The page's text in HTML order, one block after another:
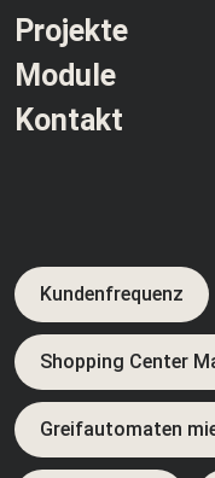
Projekte
Module
Kontakt
Kundenfrequenz
Shopping Center
Greifautomaten